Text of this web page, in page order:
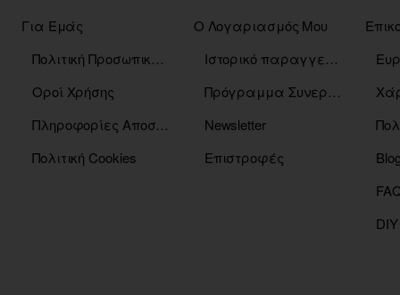
Για Εμάς
Πολιτική Προσωπικών Δεδομένων
Οροί Χρήσης
Πληροφορίες Αποστόλης
Πολιτική Cookies
Ο Λογαριασμός Μου
Ιστορικό παραγγελιών
Πρόγραμμα Συνεργατών
Newsletter
Επιστροφές